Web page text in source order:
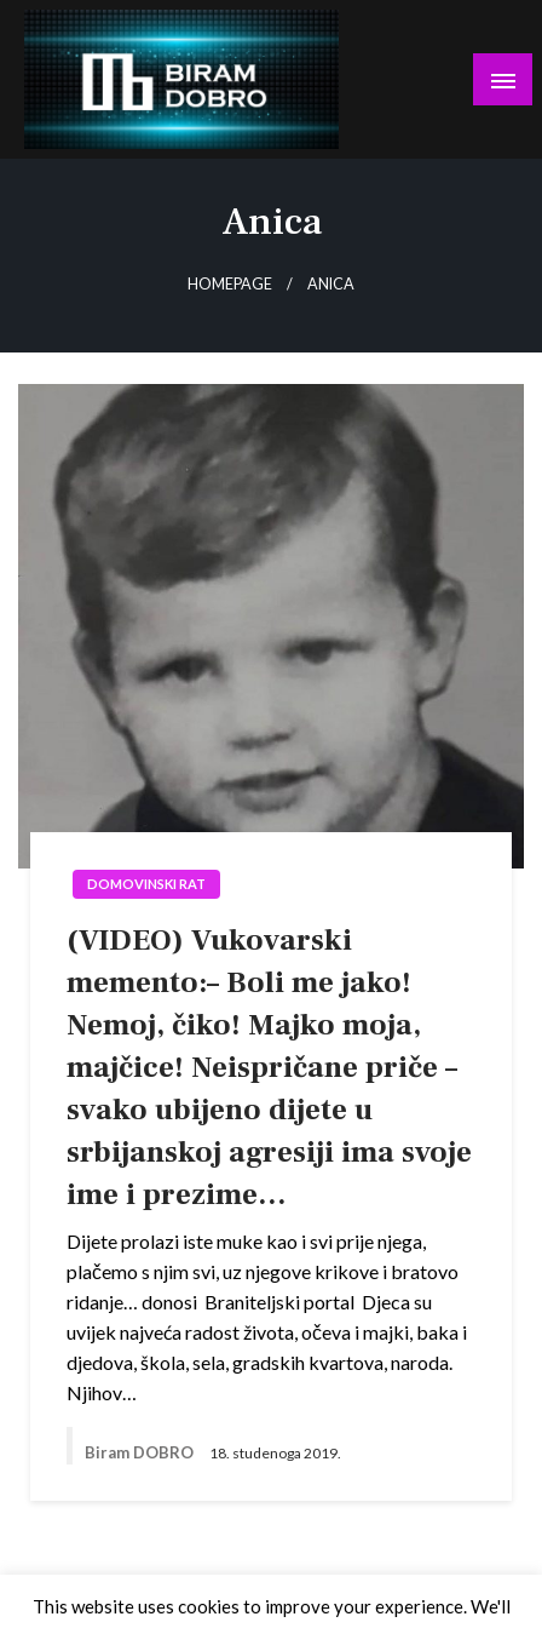
Skip
content
Anica
HOMEPAGE ANICA
DOMOVINSKI RAT
(VIDEO) Vukovarski
memento:– Boli me jako!
Nemoj, čiko! Majko moja,
majčice! Neispričane priče –
svako ubijeno dijete u
srbijanskoj agresiji ima svoje
ime i prezime…
Dijete prolazi iste muke kao i svi prije njega,
plačemo s njim svi, uz njegove krikove i bratovo
ridanje… donosi Braniteljski portal Djeca su
uvijek najveća radost života, očeva i majki, baka i
djedova, škola, sela, gradskih kvartova, naroda.
Njihov…
Biram DOBRO 18. studenoga 2019.
This website uses cookies to improve your experience. We'll